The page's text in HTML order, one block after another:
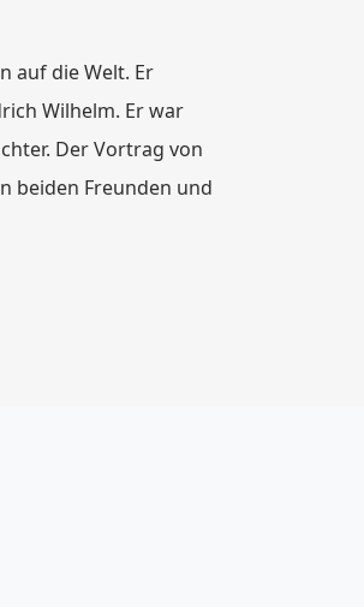
auf die Welt. Er
Wilhelm. Er war
Der Vortrag von
beiden Freunden und